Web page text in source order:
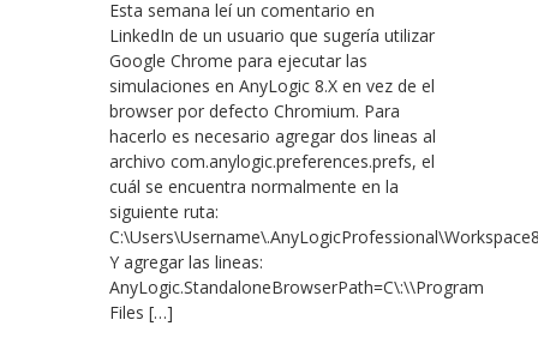
Esta semana leí un comentario en
LinkedIn de un usuario que sugería utilizar
Google Chrome para ejecutar las
simulaciones en AnyLogic 8.X en vez de el
browser por defecto Chromium. Para
hacerlo es necesario agregar dos lineas al
archivo com.anylogic.preferences.prefs, el
cuál se encuentra normalmente en la
siguiente ruta:
Y agregar las lineas:
AnyLogic.StandaloneBrowserPath=C\:\\Program
Files […]